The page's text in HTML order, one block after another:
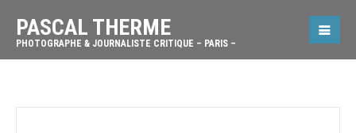
PASCAL THERME
PHOTOGRAPHE & JOURNALISTE CRITIQUE – PARIS –